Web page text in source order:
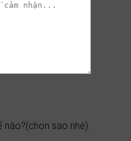
nào?(chọn sao nhé):